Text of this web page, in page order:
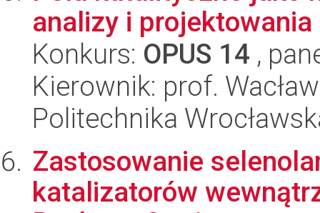
analizy i
Konkurs: OPUS 14 ,
Kierownik: prof.
Politechnika
Zastosowanie
katalizatorów